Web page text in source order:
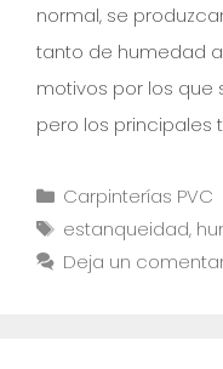
normal, se
tanto de humedad
motivos por los que
pero los principales
Carpinterías PVC
estanqueidad,
Deja un